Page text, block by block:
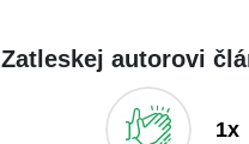
Zatleskej autorovi
1x